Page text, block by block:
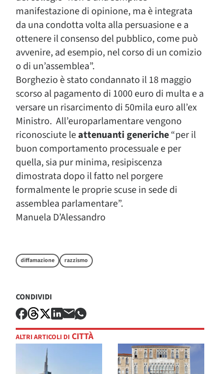
manifestazione di opinione, ma è integrata
da una condotta volta alla persuasione e a
ottenere il consenso del pubblico, come può
avvenire, ad esempio, nel corso di un comizio
o di un’assemblea”.
Borghezio è stato condannato il 18 maggio
scorso al pagamento di 1000 euro di multa e a
versare un risarcimento di 50mila euro all’ex
Ministro. All’europarlamentare vengono
riconosciute leattenuanti generiche“per il
buon comportamento processuale e per
quella, sia pur minima, resipiscenza
dimostrata dopo il fatto nel porgere
formalmente le proprie scuse in sede di
assemblea parlamentare”.
Manuela D’Alessandro
diffamazione razzismo
CONDIVIDI
ALTRI ARTICOLI DI CITTÀ